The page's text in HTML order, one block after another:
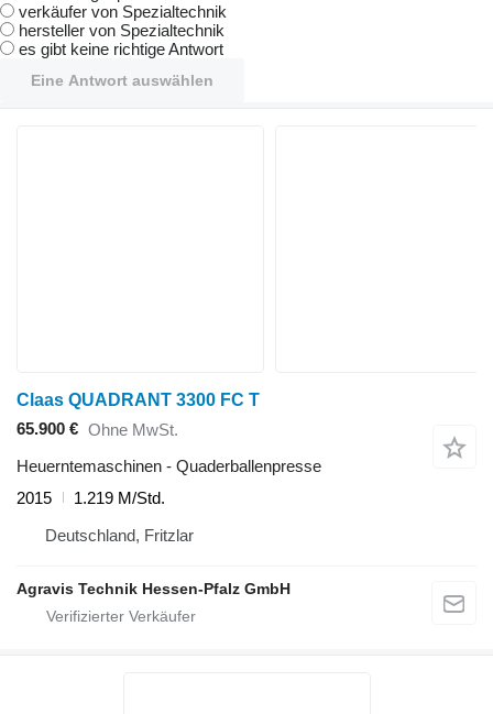
verkäufer von Spezialtechnik
hersteller von Spezialtechnik
es gibt keine richtige Antwort
Eine Antwort auswählen
Claas QUADRANT 3300 FC T
65.900 € Ohne MwSt.
Heuerntemaschinen - Quaderballenpresse
2015
1.219 M/Std.
Deutschland, Fritzlar
Agravis Technik Hessen-Pfalz GmbH